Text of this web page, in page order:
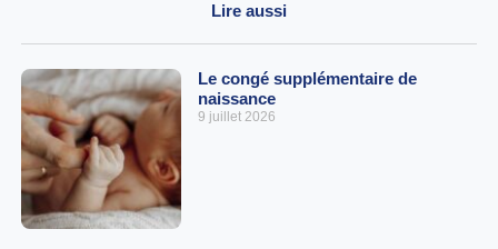
Lire aussi
Le congé supplémentaire de
naissance
9 juillet 2026